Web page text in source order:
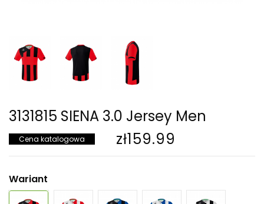
3131815 SIENA 3.0 Jersey Men
Cena katalogowa zł159.99
Wariant